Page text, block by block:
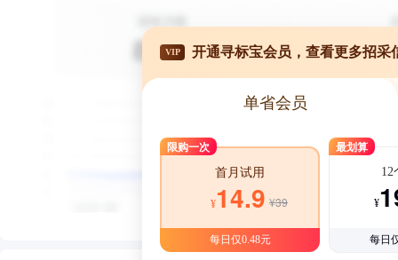
VIP 开通寻标宝会员，查看更多招采
单省会员
限购一次
首月试用
¥14.9 ¥39
每日仅0.48元
最划算
12
¥
每日